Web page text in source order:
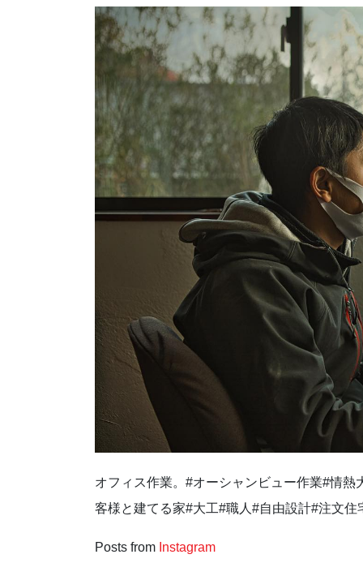
オフィス作業。 #オーシャンビュー作業
客様と建てる家 #大工 #職人 #自由設計 #注文
Posts from Instagram